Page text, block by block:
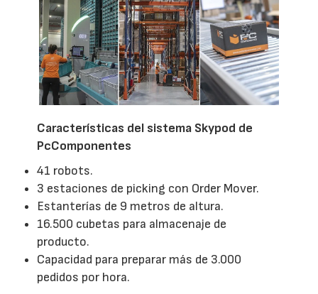
Características del sistema Skypod de
PcComponentes
41 robots.
3 estaciones de picking con Order Mover.
Estanterías de 9 metros de altura.
16.500 cubetas para almacenaje de
producto.
Capacidad para preparar más de 3.000
pedidos por hora.